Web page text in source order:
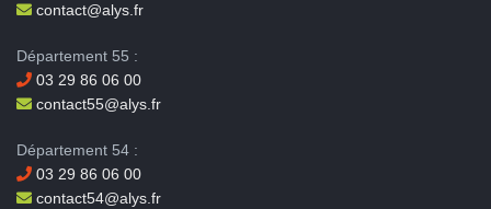
contact@alys.fr
Département 55 :
03 29 86 06 00
contact55@alys.fr
Département 54 :
03 29 86 06 00
contact54@alys.fr